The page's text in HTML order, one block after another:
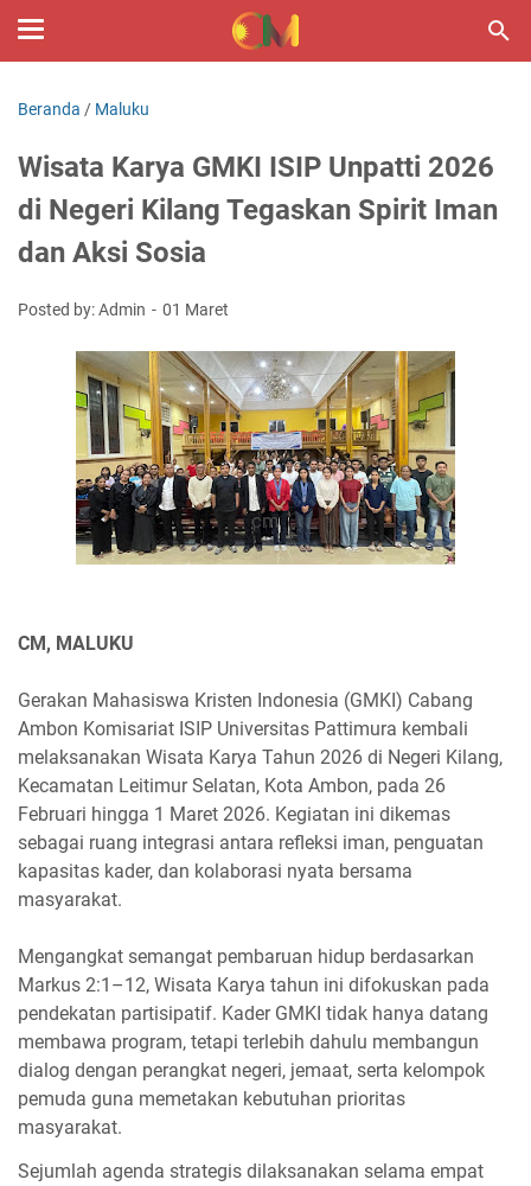
Beranda / Maluku
Wisata Karya GMKI ISIP Unpatti 2026
di Negeri Kilang Tegaskan Spirit Iman
dan Aksi Sosia
Posted by: Admin 01 Maret
CM, MALUKU
Gerakan Mahasiswa Kristen Indonesia (GMKI) Cabang
Ambon Komisariat ISIP Universitas Pattimura kembali
melaksanakan Wisata Karya Tahun 2026 di Negeri Kilang,
Kecamatan Leitimur Selatan, Kota Ambon, pada 26
Februari hingga 1 Maret 2026. Kegiatan ini dikemas
sebagai ruang integrasi antara refleksi iman, penguatan
kapasitas kader, dan kolaborasi nyata bersama
masyarakat.
Mengangkat semangat pembaruan hidup berdasarkan
Markus 2:1–12, Wisata Karya tahun ini difokuskan pada
pendekatan partisipatif. Kader GMKI tidak hanya datang
membawa program, tetapi terlebih dahulu membangun
dialog dengan perangkat negeri, jemaat, serta kelompok
pemuda guna memetakan kebutuhan prioritas
masyarakat.
Sejumlah agenda strategis dilaksanakan selama empat